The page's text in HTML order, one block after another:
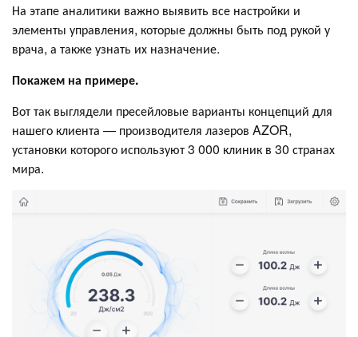
На этапе аналитики важно выявить все настройки и
элементы управления, которые должны быть под рукой у
врача, а также узнать их назначение.
Покажем на примере.
Вот так выглядели пресейловые варианты концепций для
нашего клиента — производителя лазеров AZOR,
установки которого используют 3 000 клиник в 30 странах
мира.